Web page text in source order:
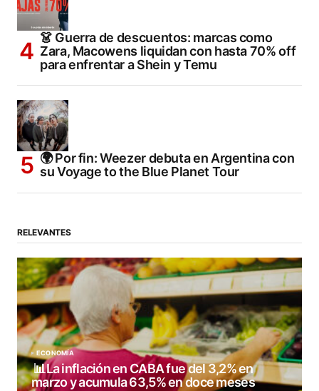
👗 Guerra de descuentos: marcas como
Zara, Macowens liquidan con hasta 70% off
para enfrentar a Shein y Temu
🌍 Por fin: Weezer debuta en Argentina con
su Voyage to the Blue Planet Tour
RELEVANTES
ECONOMÍA
📊La inflación en CABA fue del 3,2% en
marzo y acumula 63,5% en doce meses